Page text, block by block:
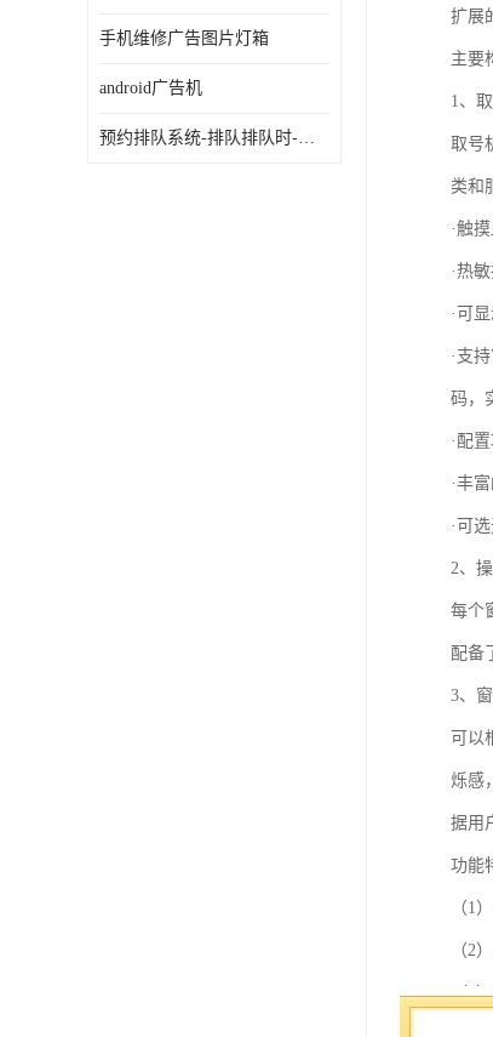
手机维修广告图片灯箱
android广告机
预约排队系统-排队排队时-排动排号系统和排队的使用方法
扩展
主要
1、
取号
类和
·触
·热
·可
·支
码，
·配
·丰
·可
2、
每个
配备
3、
可以
烁感
据用
功能
（1
（2
（3